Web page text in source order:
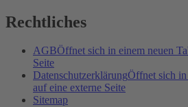
Rechtliches
AGBÖffnet sich in einem neuen
Seite
DatenschutzerklärungÖffnet sich in
auf eine externe Seite
Sitemap